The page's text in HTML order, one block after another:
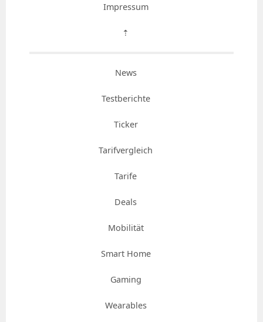
Impressum
⇡
News
Testberichte
Ticker
Tarifvergleich
Tarife
Deals
Mobilität
Smart Home
Gaming
Wearables